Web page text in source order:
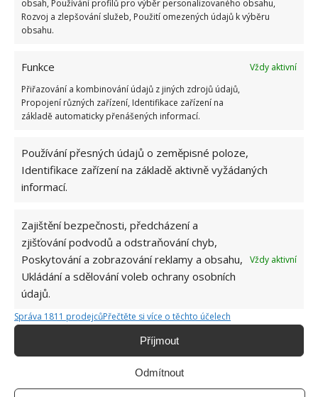
obsah, Používání profilů pro výběr personalizovaného obsahu,
Rozvoj a zlepšování služeb, Použití omezených údajů k výběru
obsahu.
Funkce
Vždy aktivní
Přiřazování a kombinování údajů z jiných zdrojů údajů,
Propojení různých zařízení, Identifikace zařízení na
základě automaticky přenášených informací.
Používání přesných údajů o zeměpisné poloze,
Identifikace zařízení na základě aktivně vyžádaných
informací.
Zajištění bezpečnosti, předcházení a
zjišťování podvodů a odstraňování chyb,
Poskytování a zobrazování reklamy a obsahu,
Ukládání a sdělování voleb ochrany osobních
údajů.
Vždy aktivní
Správa 1811 prodejcůPřečtěte si více o těchto účelech
Příjmout
Odmítnout
Profesionální zahradnice vytvořila přehled
nejnebezpečnějších škůdců rostlin a postupy,
jak se jich rychle zbavit
Bohatá úroda rajčat nemusí být jen zbožným
Přírodní hnojiva pro pěstování rajčat, která
zajistí bohatou úrodu šťavnatých a chutných
plodů. Připravte se na letošní sezonu včas